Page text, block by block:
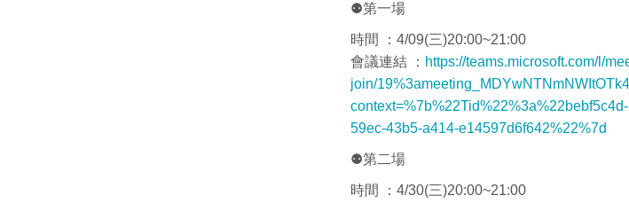
⚉第一場
時間 ：4/09(三)20:00~21:00
會議連結 ： https://teams.microsoft.com/l/
join/
59ec-43b5-a414-e14597d6f642%22%7d
⚉第二場
時間 ：4/30(三)20:00~21:00